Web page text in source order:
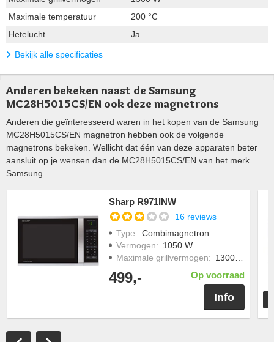
Maximale temperatuur
200 °C
Hetelucht
Ja
Bekijk alle specificaties
Anderen bekeken naast de Samsung
MC28H5015CS/EN ook deze magnetrons
Anderen die geïnteresseerd waren in het kopen van de Samsung
MC28H5015CS/EN magnetron hebben ook de volgende
magnetrons bekeken. Wellicht dat één van deze apparaten beter
aansluit op je wensen dan de MC28H5015CS/EN van het merk
Samsung.
Sharp R971INW
16 reviews
Type: Combimagnetron
Vermogen: 1050 W
Maximale grillvermogen: 1300 W
499,- Op voorraad
Info